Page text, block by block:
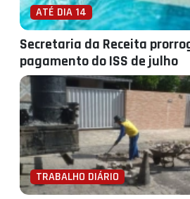
ATÉ DIA 14
Secretaria da Receita
pagamento do ISS de julho
TRABALHO DIÁRIO